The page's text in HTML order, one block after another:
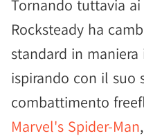
Tornando tuttavia
Rocksteady ha
standard in
ispirando con il suo
combattimento
Marvel's Spider-Man